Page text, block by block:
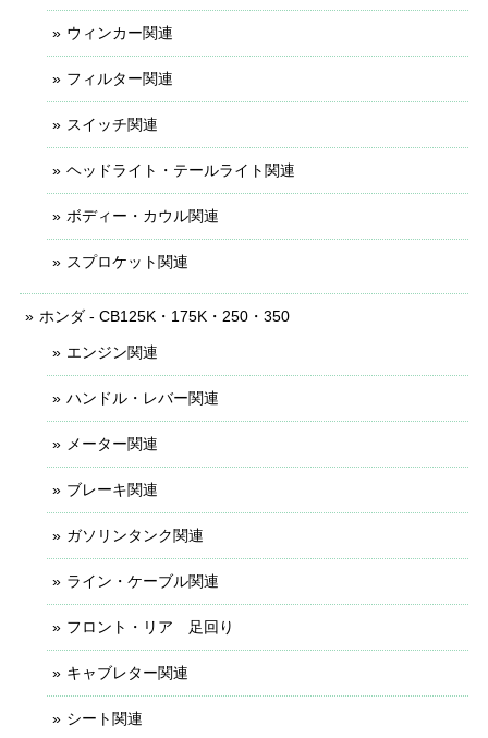
ウィンカー関連
フィルター関連
スイッチ関連
ヘッドライト・テールライト関連
ボディー・カウル関連
スプロケット関連
ホンダ - CB125K・175K・250・350
エンジン関連
ハンドル・レバー関連
メーター関連
ブレーキ関連
ガソリンタンク関連
ライン・ケーブル関連
フロント・リア 足回り
キャブレター関連
シート関連